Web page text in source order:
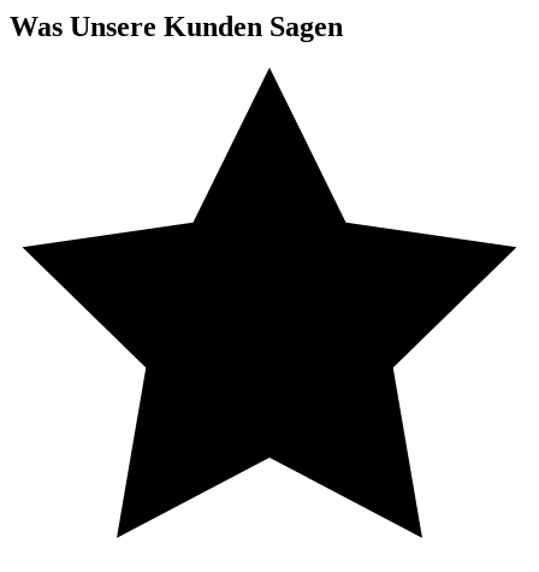
Was Unsere Kunden Sagen